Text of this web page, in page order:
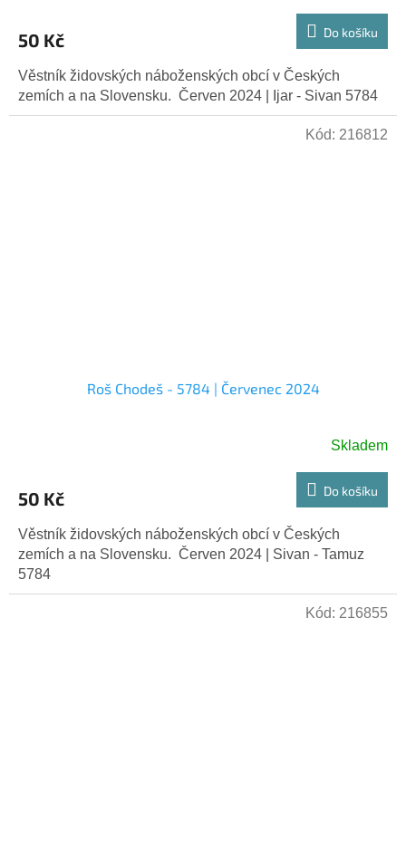
50 Kč Do košíku
Věstník židovských náboženských obcí v Českých
zemích a na Slovensku. Červen 2024 | Ijar - Sivan 5784
Roš Chodeš - 5784 | Červenec 2024
Skladem
50 Kč Do košíku
Věstník židovských náboženských obcí v Českých
zemích a na Slovensku. Červen 2024 | Sivan - Tamuz
5784
Kód: 216812
Kód: 216855